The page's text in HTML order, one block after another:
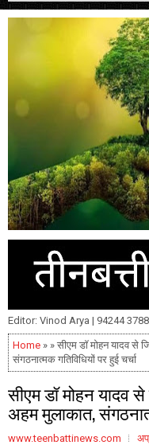
Editor: Vinod Arya | 94244
Home » » सीएम डॉ मोहन यादव से
संगठनात्मक गतिविधियों पर हुई चर्चा
सीएम डॉ मोहन यादव से
अहम मुलाकात,
www.teenbattinews.com